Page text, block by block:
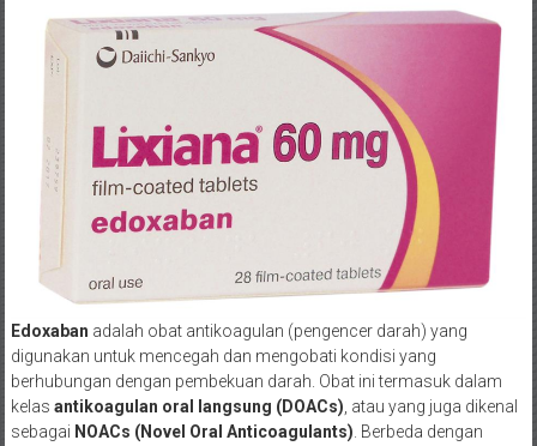
Edoxaban adalah obat antikoagulan (pengencer darah) yang
digunakan untuk mencegah dan mengobati kondisi yang
berhubungan dengan pembekuan darah. Obat ini termasuk dalam
kelas antikoagulan oral langsung (DOACs) , atau yang juga dikenal
sebagai NOACs (Novel Oral Anticoagulants) . Berbeda dengan